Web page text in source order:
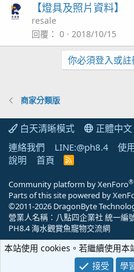
【燈具及照片資料】
resale
回覆
0 2018/10/15
你必須登入或註
商家分類版
白天清晰模式
正體中文
連絡我們
LINE:@ph8.4 使
說明
首頁
R
Community platform by XenForo®
Parts of this site powered by
©2011-2026 DragonByte
營業人名稱：八點四企業社 統一編
PH8.4 海水觀賞魚寵物交流網
本站使用 cookies。若繼續使用本
接受
學